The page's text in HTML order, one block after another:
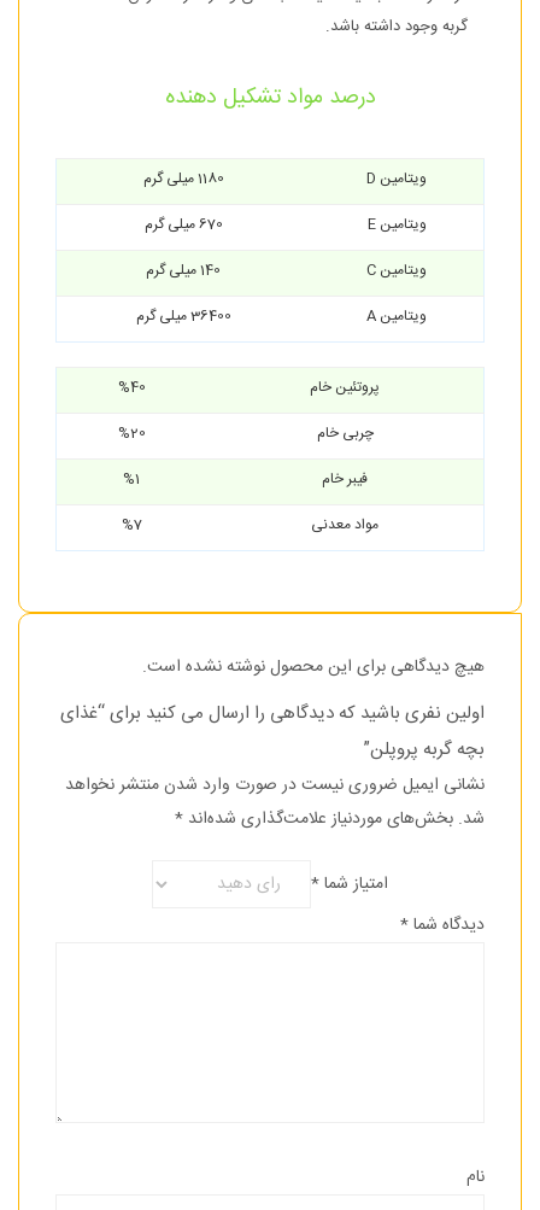
گربه وجود داشته باشد.
درصد مواد تشکیل دهنده
ویتامین D
1180 میلی گرم
ویتامین E
670 میلی گرم
ویتامین C
140 میلی گرم
ویتامین A
36400 میلی گرم
پروتئین خام
%40
چربی خام
%20
فیبر خام
%1
مواد معدنی
%7
هیچ دیدگاهی برای این محصول نوشته نشده است.
اولین نفری باشید که دیدگاهی را ارسال می کنید برای “غذای
بچه گربه پروپلن”
نشانی ایمیل ضروری نیست در صورت وارد شدن منتشر نخواهد
شد. بخش‌های موردنیاز علامت‌گذاری شده‌اند *
امتیاز شما*
دیدگاه شما*
نام